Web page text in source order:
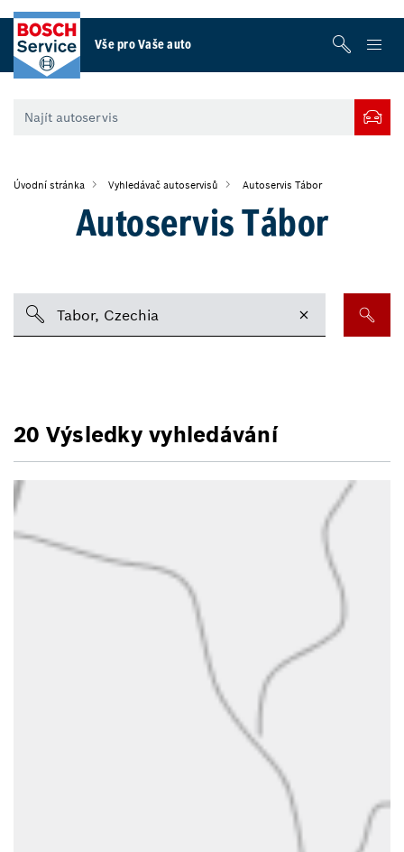
Vše pro Vaše auto
Úvodní stránka Vyhledávač autoservisů Autoservis Tábor
Autoservis Tábor